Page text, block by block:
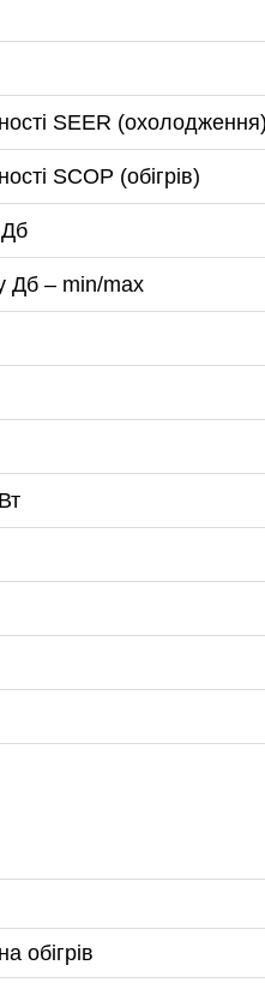
SEER (охолодження)
SCOP (обігрів)
Дб
Дб – min/max
обігрів